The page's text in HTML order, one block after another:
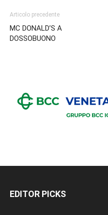
Articolo precedente
MC DONALD’S A
DOSSOBUONO
EDITOR PICKS